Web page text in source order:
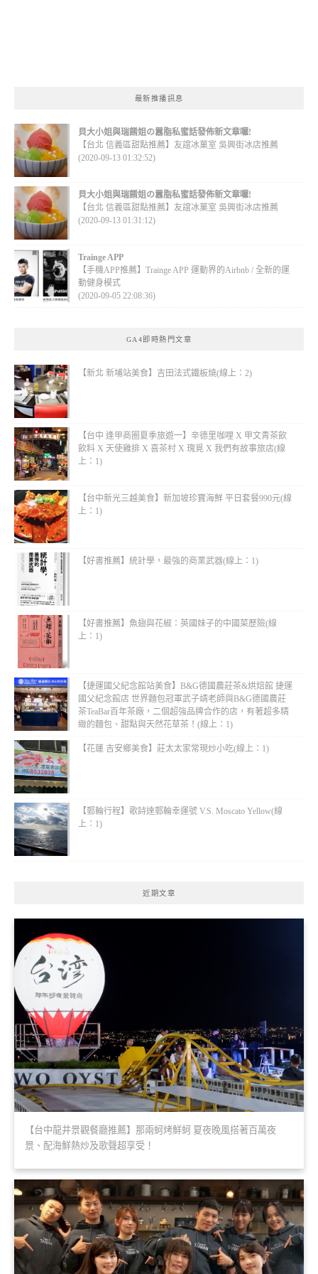
最新推播訊息
貝大小姐與瑞餚姐の囂脂私蜜話發佈新文章囉!
【台北 信義區甜點推薦】友誼冰菓室 吳興街冰店推薦
(2020-09-13 01:32:52)
貝大小姐與瑞餚姐の囂脂私蜜話發佈新文章囉!
【台北 信義區甜點推薦】友誼冰菓室 吳興街冰店推薦
(2020-09-13 01:31:12)
Trainge APP
【手機APP推薦】Trainge APP 運動界的Airbnb / 全新的運
動健身模式
(2020-09-05 22:08:36)
GA4即時熱門文章
【新北 新埔站美食】吉田法式鐵板燒(線上：2)
【台中 逢甲商圈夏季旅遊一】辛德里咖哩 X 甲文青茶飲
飲料 X 天使雞排 X 喜茶村 X 瑰覓 X 我們有故事旅店(線
上：1)
【台中新光三越美食】新加坡珍寶海鮮 平日套餐990元(線
上：1)
【好書推薦】統計學，最強的商業武器(線上：1)
【好書推薦】魚翅與花椒：英國妹子的中國菜歷險(線
上：1)
【捷運國父紀念館站美食】B&G德國農莊茶&烘焙館 捷運
國父紀念館店 世界麵包冠軍武子靖老師與B&G德國農莊
茶TeaBar百年茶廠，二個超強品牌合作的店，有著超多精
緻的麵包、甜點與天然花草茶！(線上：1)
【花蓮 吉安鄉美食】莊太太家常現炒小吃(線上：1)
【郵輪行程】歌詩達郵輪幸運號 V.S. Moscato Yellow(線
上：1)
近期文章
【台中龍井景觀餐廳推薦】那兩蚵烤鮮蚵 夏夜晚風搭著百萬夜
景、配海鮮熱炒及歌聲超享受！